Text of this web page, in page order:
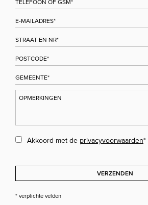
Akkoord met de privacyvoorwaarden*
VERZENDEN
* verplichte velden